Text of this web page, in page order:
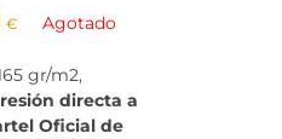
€ Agotado
gr/m2,
directa a
Oficial de